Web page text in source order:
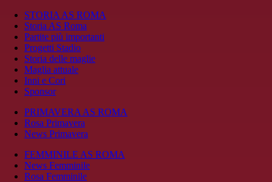
STORIA AS ROMA
Storia AS Roma
Partite più importanti
Progetti Stadio
Storia delle maglie
Maglia attuale
Inni e Cori
Sponsor
PRIMAVERA AS ROMA
Rosa Primavera
News Primavera
FEMMINILE AS ROMA
News Femminile
Rosa Femminile